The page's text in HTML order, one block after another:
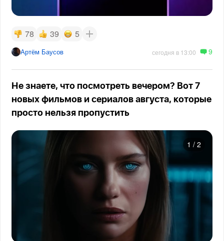
78 39 5
Артём Баусов сегодня в 13:00 9
Не знаете, что посмотреть вечером? Вот 7
новых фильмов и сериалов августа, которые
просто нельзя пропустить
1 / 2